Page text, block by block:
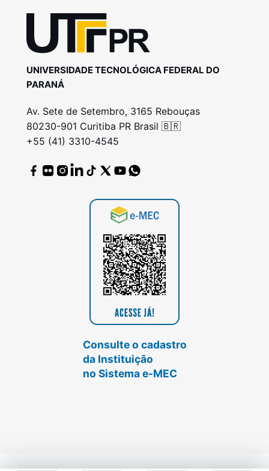
UNIVERSIDADE TECNOLÓGICA FEDERAL DO
PARANÁ
Av. Sete de Setembro, 3165 Rebouças
80230-901 Curitiba PR Brasil 🇧🇷
+55 (41) 3310-4545
Consulte o cadastro
da Instituição
no Sistema e-MEC